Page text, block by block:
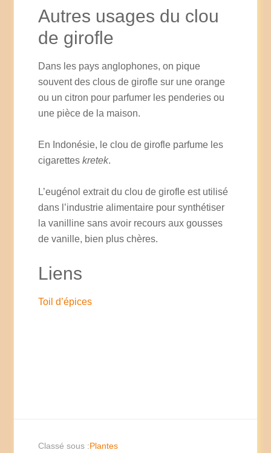
Autres usages du clou
de girofle
Dans les pays anglophones, on pique
souvent des clous de girofle sur une orange
ou un citron pour parfumer les penderies ou
une pièce de la maison.
En Indonésie, le clou de girofle parfume les
cigaretteskretek.
L’eugénol extrait du clou de girofle est utilisé
dans l’industrie alimentaire pour synthétiser
la vanilline sans avoir recours aux gousses
de vanille, bien plus chères.
Liens
Toil d’épices
Classé sous :Plantes